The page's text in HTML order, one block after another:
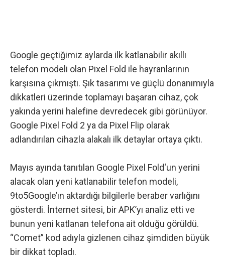
Google geçtiğimiz aylarda ilk katlanabilir akıllı
telefon modeli olan Pixel Fold ile hayranlarının
karşısına çıkmıştı. Şık tasarımı ve güçlü donanımıyla
dikkatleri üzerinde toplamayı başaran cihaz, çok
yakında yerini halefine devredecek gibi görünüyor.
Google Pixel Fold 2 ya da Pixel Flip olarak
adlandırılan cihazla alakalı ilk detaylar ortaya çıktı.
Mayıs ayında tanıtılan Google Pixel Fold‘un yerini
alacak olan yeni katlanabilir telefon modeli,
9to5Google’ın aktardığı bilgilerle berabervarlığını
gösterdi. İnternet sitesi, bir APK’yı analiz etti ve
bunun yeni katlanan telefona ait olduğu görüldü.
“Comet” kod adıyla gizlenen cihaz şimdiden büyük
bir dikkat topladı.